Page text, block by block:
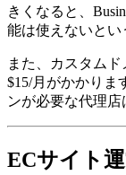
きくなると、
能は使えないとい
また、カスタム
$15/月がかかりま
ンが必要な代理店
ECサイト